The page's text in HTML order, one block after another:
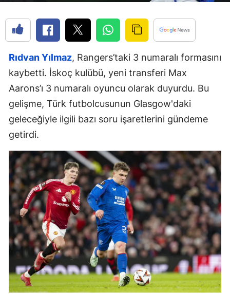
Rıdvan Yılmaz, Rangers’taki 3 numaralı formasını
kaybetti. İskoç kulübü, yeni transferi Max
Aarons’ı 3 numaralı oyuncu olarak duyurdu. Bu
gelişme, Türk futbolcusunun Glasgow'daki
geleceğiyle ilgili bazı soru işaretlerini gündeme
getirdi.